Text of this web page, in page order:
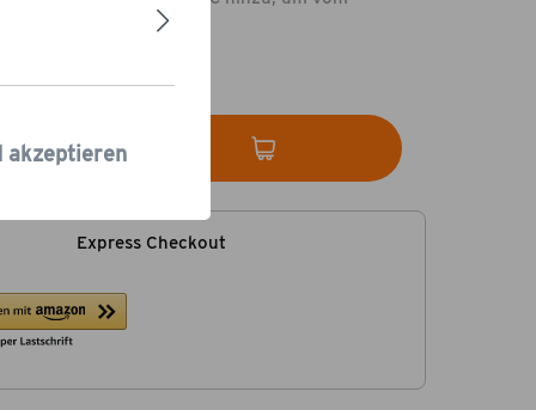
zu profitieren.
In den Warenkorb
Express Checkout
akzeptieren